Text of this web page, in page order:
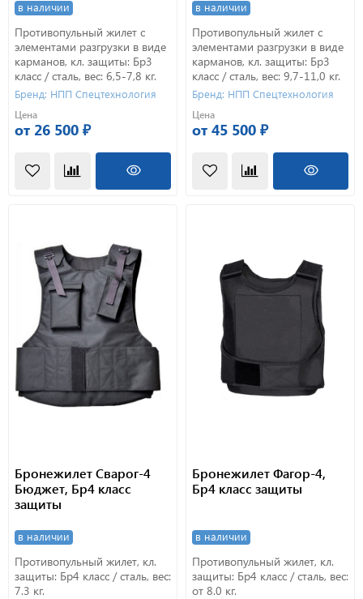
в наличии
Противопульный жилет с
элементами разгрузки в виде
карманов, кл. защиты: Бр3
класс / сталь, вес: 6,5-7,8 кг.
Бренд: НПП Спецтехнология
Цена
от 26 500 ₽
в наличии
Противопульный жилет с
элементами разгрузки в виде
карманов, кл. защиты: Бр3
класс / сталь, вес: 9,7-11,0 кг.
Бренд: НПП Спецтехнология
Цена
от 45 500 ₽
Бронежилет Сварог-4
Бюджет, Бр4 класс
защиты
в наличии
Противопульный жилет, кл.
защиты: Бр4 класс / сталь, вес:
7.3 кг.
Бронежилет Фагор-4,
Бр4 класс защиты
в наличии
Противопульный жилет, кл.
защиты: Бр4 класс / сталь, вес:
от 8.0 кг.